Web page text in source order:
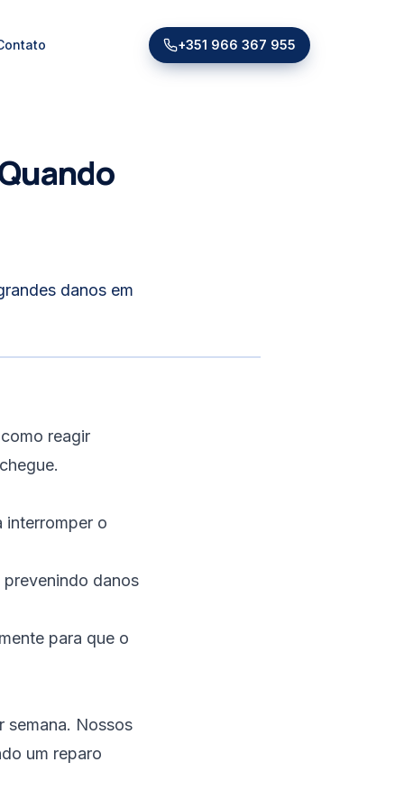
+351 966 367 955
danos em
reagir
interromper o
danos
para que o
semana. Nossos
um reparo